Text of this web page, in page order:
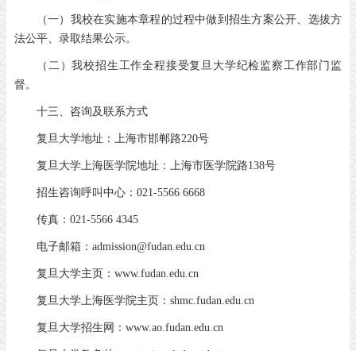
（一）我校在实施本章程的过程中做到招生方案公开、选拔方
法公平、录取结果公示。
（二）我校招生工作全程接受复旦大学纪检监察工作部门监
督。
十三、咨询及联系方式
复旦大学地址：上海市邯郸路220号
复旦大学上海医学院地址：上海市医学院路138号
招生咨询呼叫中心：021-5566 6668
传真：021-5566 4345
电子邮箱：admission@fudan.edu.cn
复旦大学主页：www.fudan.edu.cn
复旦大学上海医学院主页：shmc.fudan.edu.cn
复旦大学招生网：www.ao.fudan.edu.cn